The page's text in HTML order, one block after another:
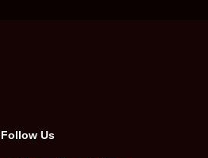
Follow Us